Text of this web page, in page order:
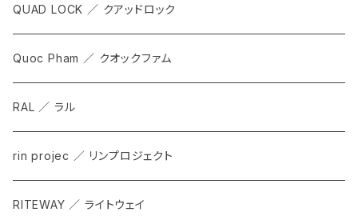
QUAD LOCK ／ クアッドロック
Quoc Pham ／ クオックファム
RAL ／ ラル
rin projec ／ リンプロジェクト
RITEWAY ／ ライトウェイ